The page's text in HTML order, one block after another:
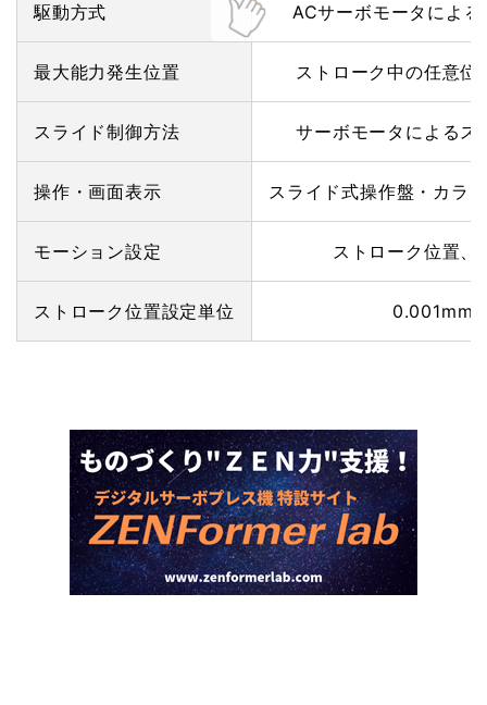
駆動方式 ACサーボモータによ
最大能力発生位置 ストローク中の任意位
スライド制御方法 サーボモータによるス
操作・画面表示 スライド式操作盤・カラ
モーション設定 ストローク位置、
ストローク位置設定単位 0.001mm